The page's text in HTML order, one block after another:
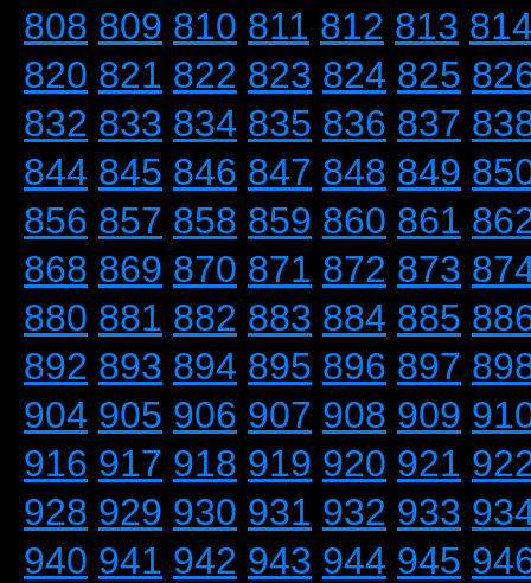
808 809 810 811 812 813
820 821 822 823 824 825
832 833 834 835 836 837
844 845 846 847 848 849
856 857 858 859 860 861
868 869 870 871 872 873
880 881 882 883 884 885
892 893 894 895 896 897
904 905 906 907 908 909
916 917 918 919 920 921
928 929 930 931 932 933
940 941 942 943 944 945